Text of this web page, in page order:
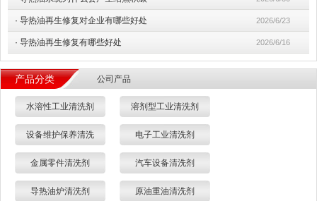
· 导热油再生修复对企业有哪些好处 2026/6/23
· 导热油再生修复有哪些好处 2026/6/16
产品分类 公司产品
水溶性工业清洗剂 溶剂型工业清洗剂
设备维护保养清洗 电子工业清洗剂
金属零件清洗剂 汽车设备清洗剂
导热油炉清洗剂 原油重油清洗剂